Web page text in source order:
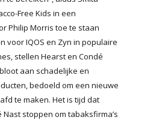
Free Kids in een
Philip Morris toe te staan
voor IQOS en Zyn in populaire
stellen Hearst en Condé
aan schadelijke en
bedoeld om een nieuwe
te maken. Het is tijd dat
Nast stoppen om tabaksfirma’s